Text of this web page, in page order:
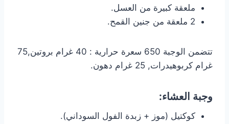
ملعقة كبيرة من العسل.
2 ملعقة من جنين القمح.
تتضمن الوجبة 650 سعرة حرارية : 40 غرام بروتين,75
غرام كربوهيدرات, 25 غرام دهون.
وجبة العشاء:
كوكتيل (موز + زبدة الفول السوداني).